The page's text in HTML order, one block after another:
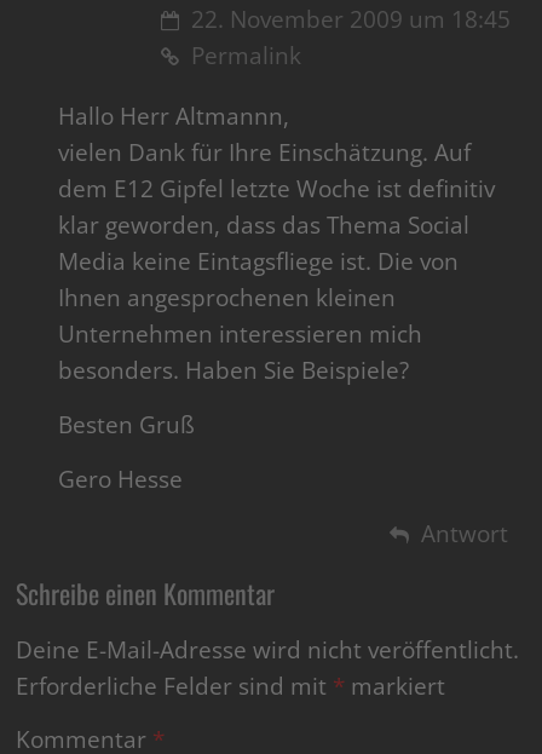
22. November 2009 um 18:45
Permalink
Hallo Herr Altmannn,
vielen Dank für Ihre Einschätzung. Auf
dem E12 Gipfel letzte Woche ist definitiv
klar geworden, dass das Thema Social
Media keine Eintagsfliege ist. Die von
Ihnen angesprochenen kleinen
Unternehmen interessieren mich
besonders. Haben Sie Beispiele?
Besten Gruß
Gero Hesse
Antwort
Schreibe einen Kommentar
Deine E-Mail-Adresse wird nicht veröffentlicht.
Erforderliche Felder sind mit * markiert
Kommentar *